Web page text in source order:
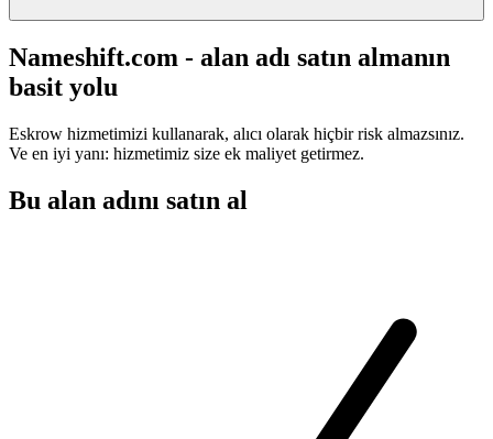
Nameshift.com - alan adı satın almanın
basit yolu
Eskrow hizmetimizi kullanarak, alıcı olarak hiçbir risk almazsınız.
Ve en iyi yanı: hizmetimiz size ek maliyet getirmez.
Bu alan adını satın al